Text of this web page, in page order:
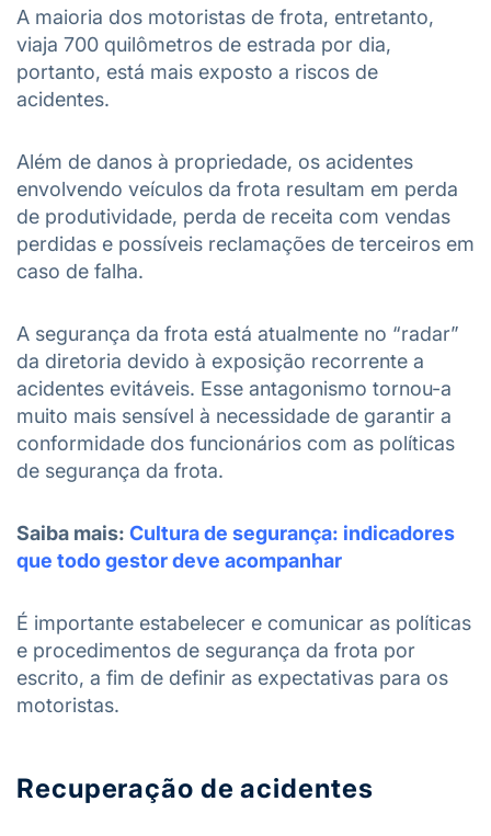
A maioria dos motoristas de frota, entretanto,
viaja 700 quilômetros de estrada por dia,
portanto, está mais exposto a riscos de
acidentes.
Além de danos à propriedade, os acidentes
envolvendo veículos da frota resultam em perda
de produtividade, perda de receita com vendas
perdidas e possíveis reclamações de terceiros em
caso de falha.
A segurança da frota está atualmente no “radar”
da diretoria devido à exposição recorrente a
acidentes evitáveis. Esse antagonismo tornou-a
muito mais sensível à necessidade de garantir a
conformidade dos funcionários com as políticas
de segurança da frota.
Saiba mais: Cultura de segurança: indicadores
que todo gestor deve acompanhar
É importante estabelecer e comunicar as políticas
e procedimentos de segurança da frota por
escrito, a fim de definir as expectativas para os
motoristas.
Recuperação de acidentes